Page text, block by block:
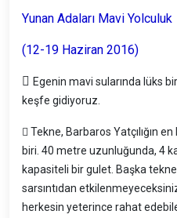
Yunan Adaları Mavi Yolculuk
(12-19 Haziran 2016)
 Egenin mavi sularında lüks
keşfe gidiyoruz.
 Tekne, Barbaros Yatçılığın
biri. 40 metre uzunluğunda, 4
kapasiteli bir gulet. Başka
sarsıntıdan
herkesin yeterince rahat